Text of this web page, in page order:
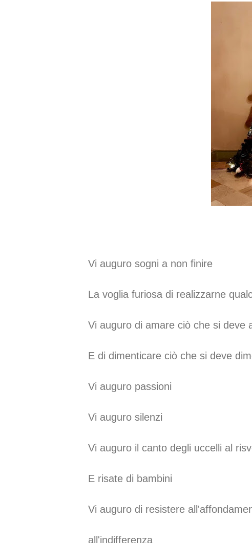
Vi auguro sogni a non finire
La voglia furiosa di realizzarne
Vi auguro di amare ciò che si deve
E di dimenticare ciò che si deve
Vi auguro passioni
Vi auguro silenzi
Vi auguro il canto degli uccelli al
E risate di bambini
Vi auguro di resistere
all'indifferenza